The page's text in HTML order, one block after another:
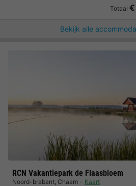
Totaal €
Bekijk alle
RCN Vakantiepark de Flaasbloem
Noord-brabant, Chaam Kaart